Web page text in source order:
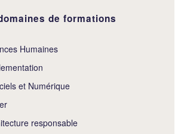
de formations
Humaines
et Numérique
responsable